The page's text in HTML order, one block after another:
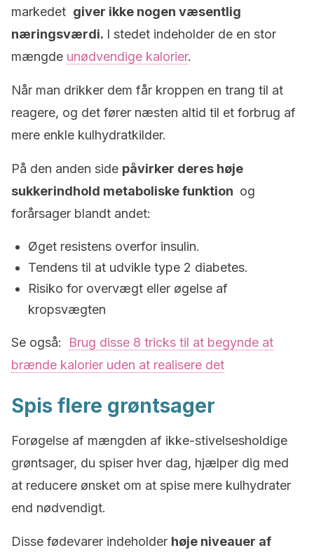
markedet giver ikke nogen væsentlig
næringsværdi. I stedet indeholder de en stor
mængde unødvendige kalorier.
Når man drikker dem får kroppen en trang til at
reagere, og det fører næsten altid til et forbrug af
mere enkle kulhydratkilder.
På den anden side påvirker deres høje
sukkerindhold metaboliske funktion og
forårsager blandt andet:
Øget resistens overfor insulin.
Tendens til at udvikle type 2 diabetes.
Risiko for overvægt eller øgelse af
kropsvægten
Se også: Brug disse 8 tricks til at begynde at
brænde kalorier uden at realisere det
Spis flere grøntsager
Forøgelse af mængden af ​​ikke-stivelsesholdige
grøntsager, du spiser hver dag, hjælper dig med
at reducere ønsket om at spise mere kulhydrater
end nødvendigt.
Disse fødevarer indeholder høje niveauer af